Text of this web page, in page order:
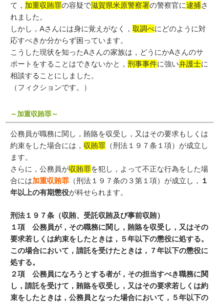
て， 加重収賄罪の容疑で滋賀県米原警察署の警察官に逮捕さ
れました。
しかし，Aさんには身に覚えがなく，取調べにどのように対
応すべきか分からず困っています。
こうした現状を知ったAさんの家族は，どうにかAさんのサ
ポートをすることはできないかと，刑事事件に強い弁護士に
相談することにしました。
（フィクションです。）
～加重収賄罪～
公務員が職務に関し，賄賂を収受し，又はその要求もしくは
約束をした場合には， 収賄罪 （刑法１９７条１項）が成立し
ます。
さらに，公務員が収賄罪を犯し，よって不正な行為をした場
合には加重収賄罪 （刑法１９７条の３第１項）が成立し， １
年以上の有期懲役が科せられます。
刑法１９７条（収賄、受託収賄及び事前収賄）
１項 公務員が，その職務に関し，賄賂を収受し，又はその
要求若しくは約束をしたときは，５年以下の懲役に処する。
この場合において，請託を受けたときは，７年以下の懲役に
処する。
２項 公務員になろうとする者が，その担当すべき職務に関
し，請託を受けて，賄賂を収受し，又はその要求若しくは約
束をしたときは，公務員となった場合において，５年以下の